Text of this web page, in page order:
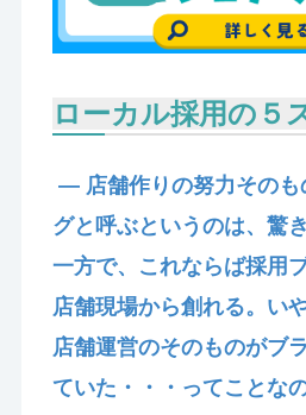
ローカル採用の５
— 店舗作りの努力そのも
グと呼ぶというのは、驚
一方で、これならば採用
店舗現場から創れる。い
店舗運営のそのものがブ
ていた・・・ってことな